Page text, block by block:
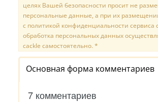
целях Вашей безопасности просит не
персональные данные, а при их
с политикой конфиденциальности сервиса
обработка персональных данных
cackle самостоятельно. *
Основная форма комментариев
7 комментариев